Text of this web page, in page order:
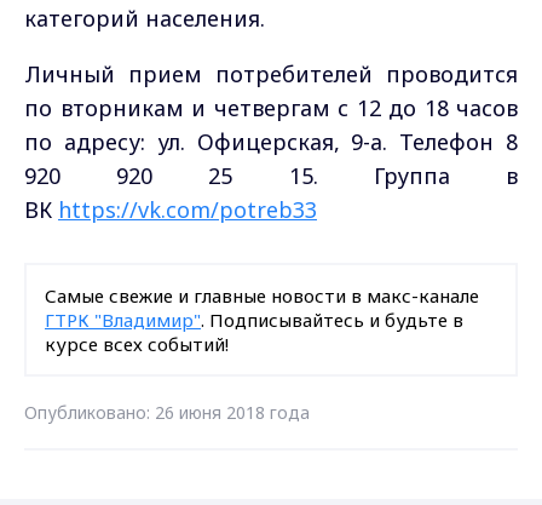
категорий населения.
Личный прием потребителей проводится
по вторникам и четвергам с 12 до 18 часов
по адресу: ул. Офицерская, 9-а. Телефон 8
920 920 25 15. Группа в
ВК https://vk.com/potreb33
Самые свежие и главные новости в макс-канале
ГТРК "Владимир". Подписывайтесь и будьте в
курсе всех событий!
Опубликовано: 26 июня 2018 года